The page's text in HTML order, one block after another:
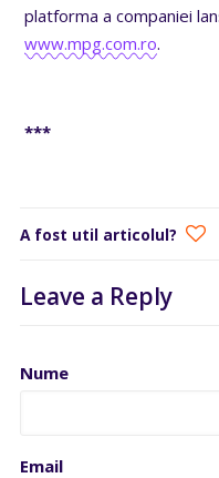
platforma a companiei
www.mpg.com.ro.
***
A fost util articolul?
Leave a Reply
Nume
Email